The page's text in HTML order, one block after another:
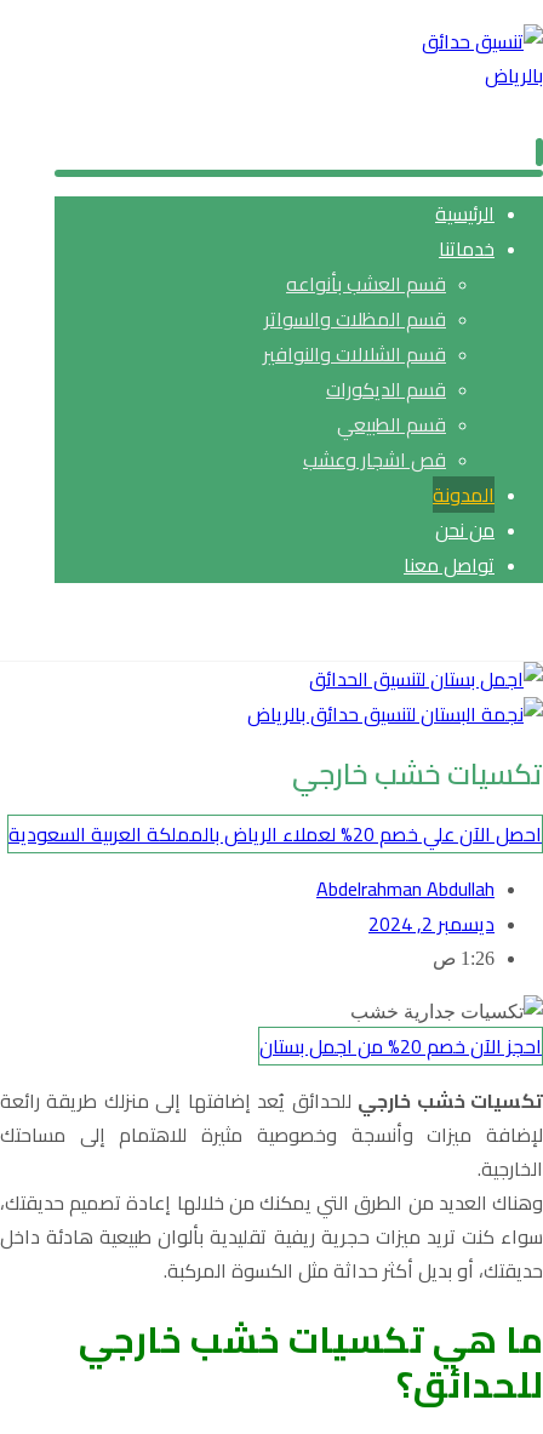
الرئيسية
خدماتنا
قسم العشب بأنواعه
قسم المظلات والسواتر
قسم الشلالات والنوافير
قسم الديكورات
قسم الطبيعي
قص اشجار وعشب
المدونة
من نحن
تواصل معنا
تكسيات خشب خارجي
احصل الآن علي خصم 20% لعملاء الرياض بالمملكة العربية السعودية
Abdelrahman Abdullah
ديسمبر 2, 2024
1:26 ص
احجز الآن خصم 20% من اجمل بستان
تكسيات خشب خارجي للحدائق يُعد إضافتها إلى منزلك طريقة رائعة
لإضافة ميزات وأنسجة وخصوصية مثيرة للاهتمام إلى مساحتك
الخارجية.
وهناك العديد من الطرق التي يمكنك من خلالها إعادة تصميم حديقتك،
سواء كنت تريد ميزات حجرية ريفية تقليدية بألوان طبيعية هادئة داخل
حديقتك، أو بديل أكثر حداثة مثل الكسوة المركبة.
ما هي تكسيات خشب خارجي
للحدائق؟